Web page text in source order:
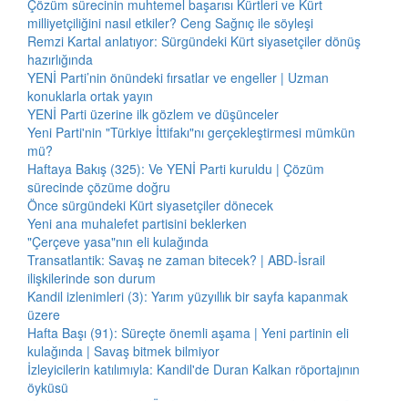
Çözüm sürecinin muhtemel başarısı Kürtleri ve Kürt
milliyetçiliğini nasıl etkiler? Ceng Sağnıç ile söyleşi
Remzi Kartal anlatıyor: Sürgündeki Kürt siyasetçiler dönüş
hazırlığında
YENİ Parti’nin önündeki fırsatlar ve engeller | Uzman
konuklarla ortak yayın
YENİ Parti üzerine ilk gözlem ve düşünceler
Yeni Parti'nin "Türkiye İttifakı"nı gerçekleştirmesi mümkün
mü?
Haftaya Bakış (325): Ve YENİ Parti kuruldu | Çözüm
sürecinde çözüme doğru
Önce sürgündeki Kürt siyasetçiler dönecek
Yeni ana muhalefet partisini beklerken
"Çerçeve yasa"nın eli kulağında
Transatlantik: Savaş ne zaman bitecek? | ABD-İsrail
ilişkilerinde son durum
Kandil izlenimleri (3): Yarım yüzyıllık bir sayfa kapanmak
üzere
Hafta Başı (91): Süreçte önemli aşama | Yeni partinin eli
kulağında | Savaş bitmek bilmiyor
İzleyicilerin katılımıyla: Kandil'de Duran Kalkan röportajının
öyküsü